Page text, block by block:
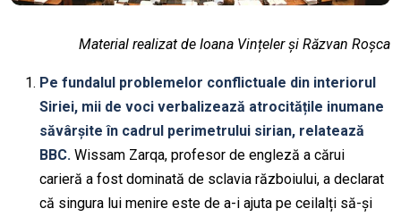
Material realizat de Ioana Vințeler și Răzvan Roșca
Pe fundalul problemelor conflictuale din interiorul
Siriei, mii de voci verbalizează atrocitățile inumane
săvârșite în cadrul perimetrului sirian, relatează
BBC. Wissam Zarqa, profesor de engleză a cărui
carieră a fost dominată de sclavia războiului, a declarat
că singura lui menire este de a-i ajuta pe ceilalți să-și